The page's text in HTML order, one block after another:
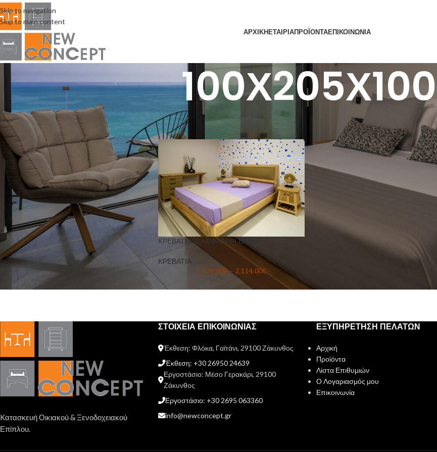
Skip to navigation
Skip to main content
ΑΡΧΙΚΗΕΤΑΙΡΙΑΠΡΟΪΟΝΤΑΕΠΙΚΟΙΝΩΝΙΑ
100Χ205Χ100
ΦΙΛΤΡΟ ΜΕΓΕΘΟΥΣ
110Χ205Χ100 1
120Χ205Χ100 1
130Χ205Χ110
140Χ205Χ110 1
150Χ205Χ110 1
160Χ205Χ110 1
170Χ205Χ110 1
190Χ205Χ110
Αρχική σελίδα /Product Size 100Χ205Χ100
ΚΡΕΒΑΤΙ ΜΕ ΚΕΦΑΛΑΡΙ ΕΡΜΗΣ
ΚΡΕΒΑΤΙΑ
1,439.00€– 2,114.00€
Kατασκευή Οικιακού & Ξενοδοχειακού
Επίπλου.
ΣΤΟΙΧΕΙΑ ΕΠΙΚΟΙΝΩΝΙΑΣ
Έκθεση: Φλόκα, Γαϊτάνι, 29100 Ζάκυνθος
Έκθεση: +30 26950 24639
Εργοστάσιο: Μέσο Γερακάρι, 29100
Ζάκυνθος
Εργοστάσιο: +30 2695 063360
info@newconcept.gr
ΕΞΥΠΗΡΕΤΗΣΗ ΠΕΛΑΤΩΝ
Αρχική
Προϊόντα
Λίστα Επιθυμιών
Ο Λογαριασμός μου
Επικοινωνία